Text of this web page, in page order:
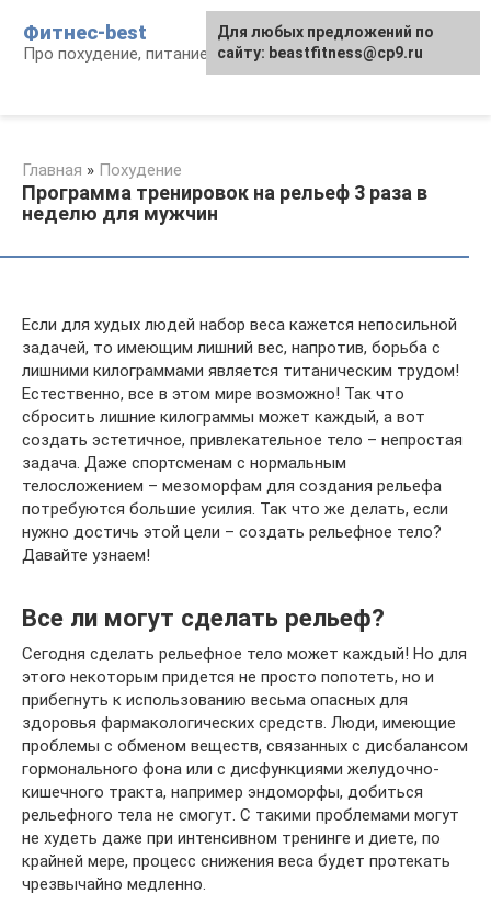
контенту
Фитнес-best
Про похудение, питание и фитнес
Главная » Похудение
Программа тренировок на рельеф 3 раза в
неделю для мужчин
Если для худых людей набор веса кажется непосильной
задачей, то имеющим лишний вес, напротив, борьба с
лишними килограммами является титаническим трудом!
Естественно, все в этом мире возможно! Так что
сбросить лишние килограммы может каждый, а вот
создать эстетичное, привлекательное тело – непростая
задача. Даже спортсменам с нормальным
телосложением – мезоморфам для создания рельефа
потребуются большие усилия. Так что же делать, если
нужно достичь этой цели – создать рельефное тело?
Давайте узнаем!
Все ли могут сделать рельеф?
Сегодня сделать рельефное тело может каждый! Но для
этого некоторым придется не просто попотеть, но и
прибегнуть к использованию весьма опасных для
здоровья фармакологических средств. Люди, имеющие
проблемы с обменом веществ, связанных с дисбалансом
гормонального фона или с дисфункциями желудочно-
кишечного тракта, например эндоморфы, добиться
рельефного тела не смогут. С такими проблемами могут
не худеть даже при интенсивном тренинге и диете, по
крайней мере, процесс снижения веса будет протекать
чрезвычайно медленно.
Для любых предложений по
сайту: beastfitness@cp9.ru